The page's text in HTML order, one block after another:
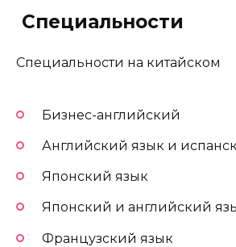
️ Специальности
Специальности на китайском
Бизнес-английский
Английский язык и
Японский язык
Японский и английский
Французский язык